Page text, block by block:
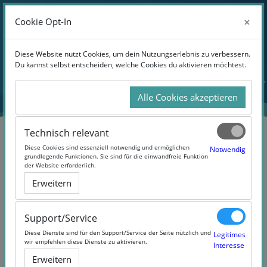
Zum Hauptinhalt
Website-Übersicht
Anmelden
New Perspective
(#newperspective)
Cookie Opt-In ×
Diese Website nutzt Cookies, um dein Nutzungserlebnis zu verbessern.
Du kannst selbst entscheiden, welche Cookies du aktivieren möchtest.
Alle Cookies akzeptieren
Technisch relevant
Diese Cookies sind essenziell notwendig und ermöglichen
grundlegende Funktionen. Sie sind für die einwandfreie Funktion
der Website erforderlich.
Notwendig
Erweitern
Support/Service
Diese Dienste sind für den Support/Service der Seite nützlich und
wir empfehlen diese Dienste zu aktivieren.
Legitimes
Interesse
Erweitern
Cookie Opt-In ×
Diese Website nutzt Cookies, um dein Nutzungserlebnis zu verbessern.
Du kannst selbst entscheiden, welche Cookies du aktivieren möchtest.
Alle Cookies akzeptieren
Technisch relevant
Diese Cookies sind essenziell notwendig und ermöglichen
grundlegende Funktionen. Sie sind für die einwandfreie Funktion
der Website erforderlich.
Notwendig
Erweitern
Support/Service
Diese Dienste sind für den Support/Service der Seite nützlich und
wir empfehlen diese Dienste zu aktivieren.
Legitimes
Interesse
Erweitern